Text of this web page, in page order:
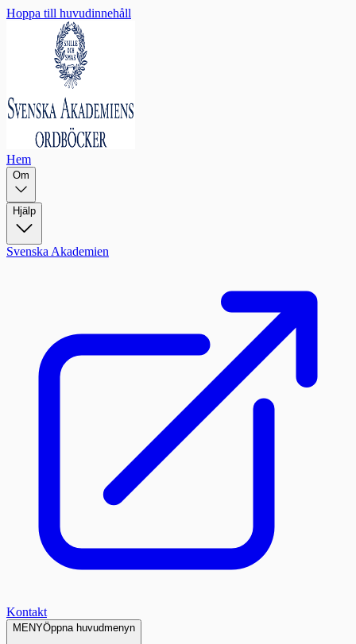
Hoppa till huvudinnehåll
Hem
Om
Hjälp
Svenska Akademien
Kontakt
MENYÖppna huvudmenyn